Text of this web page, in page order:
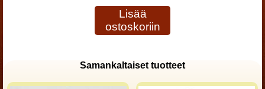
Lisää
ostoskoriin
Samankaltaiset tuotteet